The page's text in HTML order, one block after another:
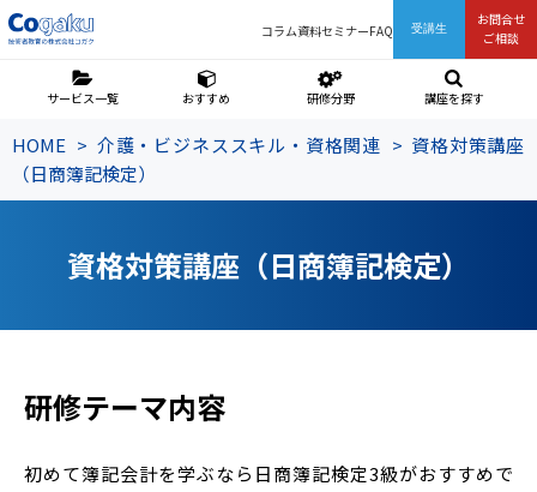
コラム資料セミナーFAQ 受講生
お問合せ
ご相談
サービス一覧 おすすめ 研修分野 講座を探す
HOME 介護・ビジネススキル・資格関連
資格対策講座
（日商簿記検定）
資格対策講座（日商簿記検定）
研修テーマ内容
初めて簿記会計を学ぶなら日商簿記検定3級がおすすめで